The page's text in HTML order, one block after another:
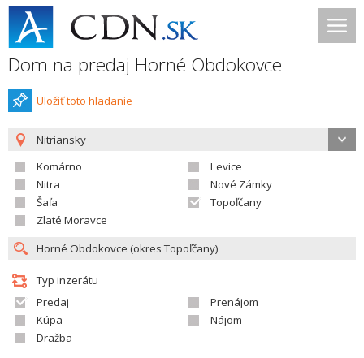
Dom na predaj Horné Obdokovce
Uložiť toto hladanie
Nitriansky
Komárno
Levice
Nitra
Nové Zámky
Šaľa
Topoľčany
Zlaté Moravce
Typ inzerátu
Predaj
Prenájom
Kúpa
Nájom
Dražba